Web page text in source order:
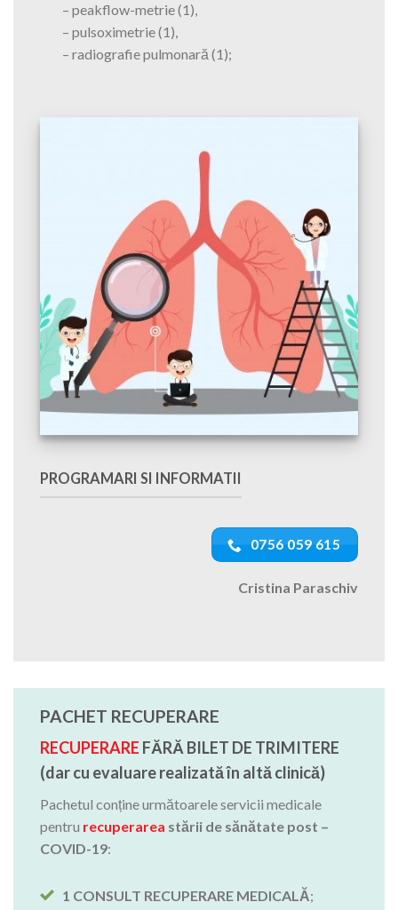
– peakflow-metrie (1),
– pulsoximetrie (1),
– radiografie pulmonară (1);
PROGRAMARI SI INFORMATII
0756 059 615
Cristina Paraschiv
PACHET RECUPERARE
RECUPERARE FĂRĂ BILET DE TRIMITERE
(dar cu evaluare realizată în altă clinică)
Pachetul conține următoarele servicii medicale
pentru recuperarea stării de sănătate post –
COVID-19:
1 CONSULT RECUPERARE MEDICALĂ;